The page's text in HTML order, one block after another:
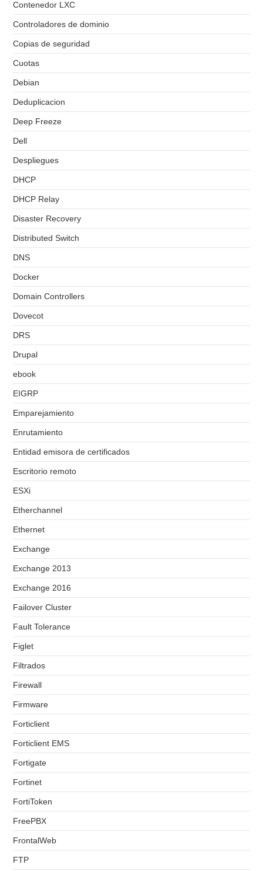
Contenedor LXC
Controladores de dominio
Copias de seguridad
Cuotas
Debian
Deduplicacion
Deep Freeze
Dell
Despliegues
DHCP
DHCP Relay
Disaster Recovery
Distributed Switch
DNS
Docker
Domain Controllers
Dovecot
DRS
Drupal
ebook
EIGRP
Emparejamiento
Enrutamiento
Entidad emisora de certificados
Escritorio remoto
ESXi
Etherchannel
Ethernet
Exchange
Exchange 2013
Exchange 2016
Failover Cluster
Fault Tolerance
Figlet
Filtrados
Firewall
Firmware
Forticlient
Forticlient EMS
Fortigate
Fortinet
FortiToken
FreePBX
FrontalWeb
FTP